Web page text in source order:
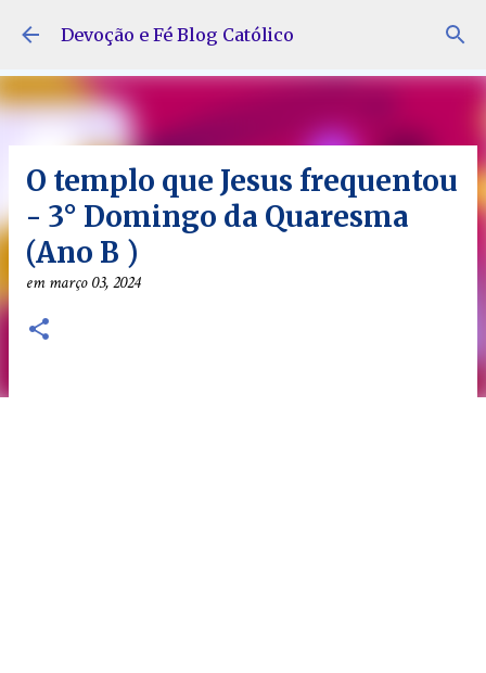
Pular para o conteúdo principal
Devoção e Fé Blog Católico
O templo que Jesus frequentou
- 3° Domingo da Quaresma
(Ano B )
emmarço 03, 2024